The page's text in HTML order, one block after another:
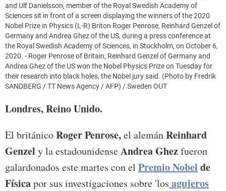
and Ulf Danielsson, member of the Royal Swedish Academy of
Sciences sit in front of a screen displaying the winners of the 2020
Nobel Prize in Physics (L-R) Briton Roger Penrose, Reinhard Genzel of
Germany and Andrea Ghez of the US, during a press conference at
the Royal Swedish Academy of Sciences, in Stockholm, on October 6,
2020. - Roger Penrose of Britain, Reinhard Genzel of Germany and
Andrea Ghez of the US won the Nobel Physics Prize on Tuesday for
their research into black holes, the Nobel jury said. (Photo by Fredrik
SANDBERG / TT News Agency / AFP) / Sweden OUT
Londres, Reino Unido.
El británicoRoger Penrose,el alemánReinhard
Genzel y la estadounidenseAndrea Ghezfueron
galardonados este martes con el Premio Nobel de
Físicapor sus investigaciones sobre 'los agujeros